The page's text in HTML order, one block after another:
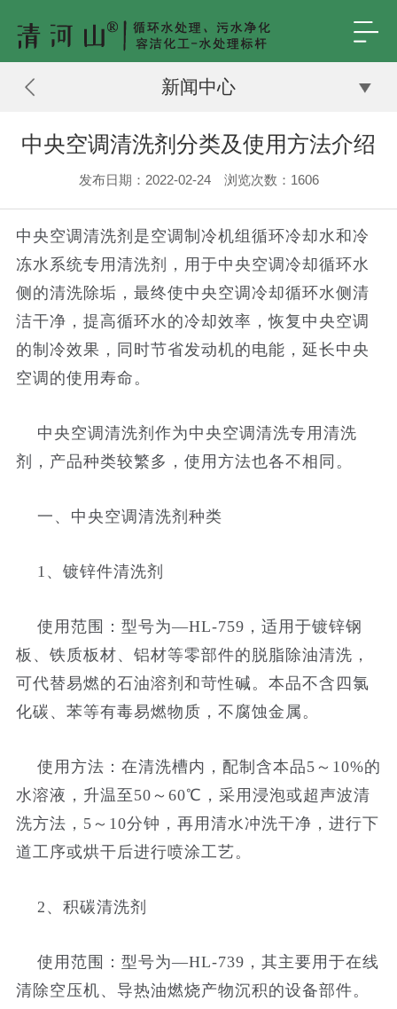
新闻中心
中央空调清洗剂分类及使用方法介绍
发布日期：2022-02-24 浏览次数： 1606
中央空调清洗剂是空调制冷机组循环冷却水和冷
冻水系统专用清洗剂，用于中央空调冷却循环水
侧的清洗除垢，最终使中央空调冷却循环水侧清
洁干净，提高循环水的冷却效率，恢复中央空调
的制冷效果，同时节省发动机的电能，延长中央
空调的使用寿命。
中央空调清洗剂作为中央空调清洗专用清洗
剂，产品种类较繁多，使用方法也各不相同。
一、中央空调清洗剂种类
1、镀锌件清洗剂
使用范围：型号为—HL-759，适用于镀锌钢
板、铁质板材、铝材等零部件的脱脂除油清洗，
可代替易燃的石油溶剂和苛性碱。本品不含四氯
化碳、苯等有毒易燃物质，不腐蚀金属。
使用方法：在清洗槽内，配制含本品5～10%的
水溶液，升温至50～60℃，采用浸泡或超声波清
洗方法，5～10分钟，再用清水冲洗干净，进行下
道工序或烘干后进行喷涂工艺。
2、积碳清洗剂
使用范围：型号为—HL-739，其主要用于在线
清除空压机、导热油燃烧产物沉积的设备部件。